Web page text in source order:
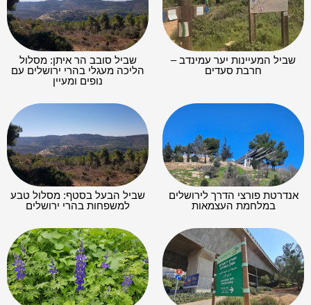
שביל המעיינות יער עמינדב –
חרבת סעדים
שביל סובב הר איתן: מסלול
הליכה מעגלי בהרי ירושלים עם
נופים ומעיין
אנדרטת פורצי הדרך לירושלים
במלחמת העצמאות
שביל הבעל בסטף: מסלול טבע
למשפחות בהרי ירושלים